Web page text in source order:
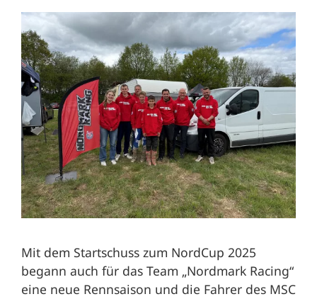
Mit dem Startschuss zum NordCup 2025
begann auch für das Team „Nordmark Racing“
eine neue Rennsaison und die Fahrer des MSC